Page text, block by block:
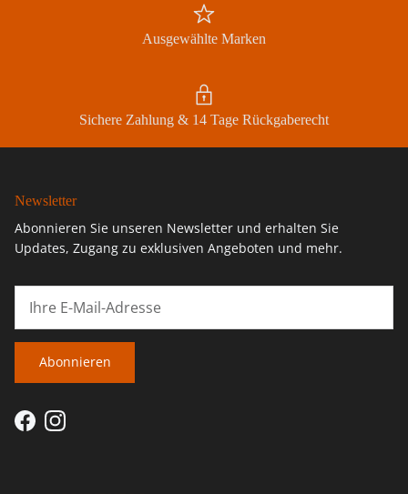
Ausgewählte Marken
Sichere Zahlung & 14 Tage Rückgaberecht
Newsletter
Abonnieren Sie unseren Newsletter und erhalten Sie
Updates, Zugang zu exklusiven Angeboten und mehr.
Abonnieren
FacebookInstagram